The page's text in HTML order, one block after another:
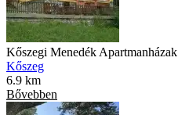
Kőszegi Menedék Apartmanházak
Kőszeg
6.9 km
Bővebben